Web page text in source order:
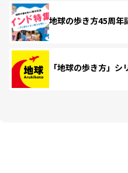
地球の歩き方45周年
「地球の歩き方」